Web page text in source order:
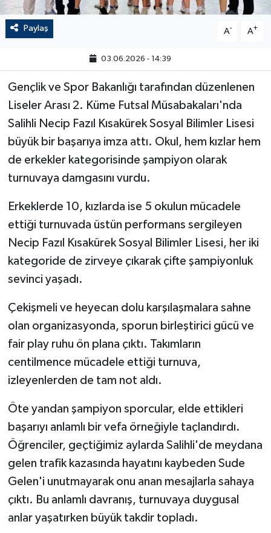
Paylaş A- A+
03.06.2026 - 14:39
Gençlik ve Spor Bakanlığı tarafından düzenlenen
Liseler Arası 2. Küme Futsal Müsabakaları'nda
Salihli Necip Fazıl Kısakürek Sosyal Bilimler Lisesi
büyük bir başarıya imza attı. Okul, hem kızlar hem
de erkekler kategorisinde şampiyon olarak
turnuvaya damgasını vurdu.
Erkeklerde 10, kızlarda ise 5 okulun mücadele
ettiği turnuvada üstün performans sergileyen
Necip Fazıl Kısakürek Sosyal Bilimler Lisesi, her iki
kategoride de zirveye çıkarak çifte şampiyonluk
sevinci yaşadı.
Çekişmeli ve heyecan dolu karşılaşmalara sahne
olan organizasyonda, sporun birleştirici gücü ve
fair play ruhu ön plana çıktı. Takımların
centilmence mücadele ettiği turnuva,
izleyenlerden de tam not aldı.
Öte yandan şampiyon sporcular, elde ettikleri
başarıyı anlamlı bir vefa örneğiyle taçlandırdı.
Öğrenciler, geçtiğimiz aylarda Salihli'de meydana
gelen trafik kazasında hayatını kaybeden Sude
Gelen'i unutmayarak onu anan mesajlarla sahaya
çıktı. Bu anlamlı davranış, turnuvaya duygusal
anlar yaşatırken büyük takdir topladı.